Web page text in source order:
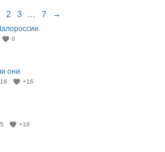
2 3 7 →
0
они
16 +16
5 +19